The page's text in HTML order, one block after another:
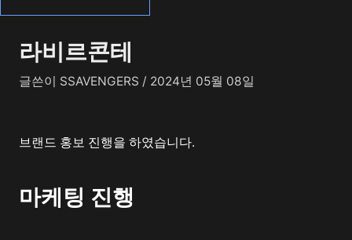
라비르콘테
글쓴이 SSAVENGERS / 2024년 05월 08일
브랜드 홍보 진행을 하였습니다.
마케팅 진행